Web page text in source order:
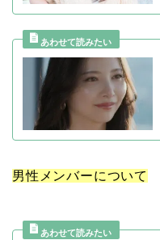
男性メンバーについて